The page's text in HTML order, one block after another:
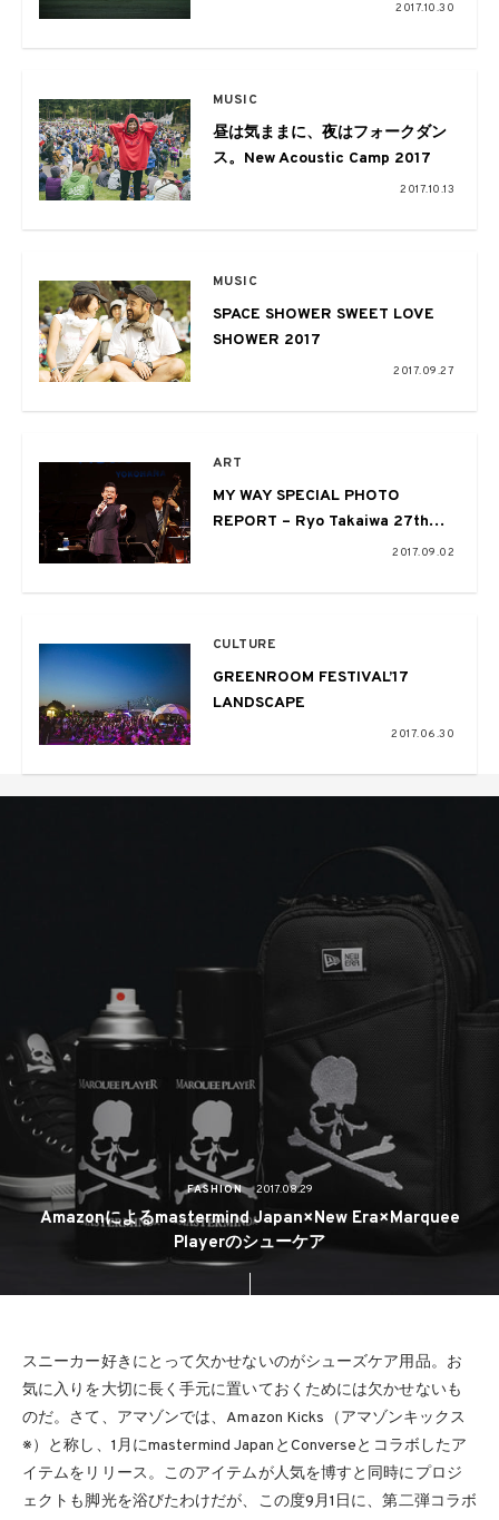
2017.10.30
MUSIC
昼は気ままに、夜はフォークダン
ス。New Acoustic Camp 2017
2017.10.13
MUSIC
SPACE SHOWER SWEET LOVE
SHOWER 2017
2017.09.27
ART
MY WAY SPECIAL PHOTO
REPORT – Ryo Takaiwa 27th
Birthday Live 2017.08.24 at2017.09.02
CULTURE
GREENROOM FESTIVAL’17
LANDSCAPE
2017.06.30
FASHION 2017.08.29
Amazonによるmastermind Japan×New Era×Marquee
Playerのシューケア
スニーカー好きにとって欠かせないのがシューズケア用品。お
気に入りを大切に長く手元に置いておくためには欠かせないも
のだ。さて、アマゾンでは、Amazon Kicks（アマゾンキックス
※）と称し、1月にmastermind JapanとConverseとコラボしたア
イテムをリリース。このアイテムが人気を博すと同時にプロジ
ェクトも脚光を浴びたわけだが、この度9月1日に、第二弾コラボ